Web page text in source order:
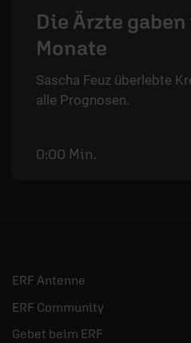
Die Ärzte
Monate
Sascha Feuz überlebte
alle Prognosen.
0:00 Min.
ERF Antenne
ERF Community
Gebet beim ERF